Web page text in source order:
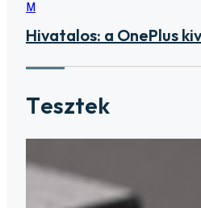
M
Hivatalos: a OnePlus
Tesztek